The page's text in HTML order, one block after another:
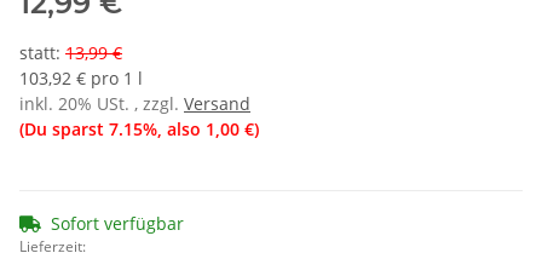
statt: 13,99 €
103,92 € pro 1 l
inkl. 20% USt. , zzgl. Versand
(Du sparst 7.15%, also 1,00 €)
Sofort verfügbar
Lieferzeit: